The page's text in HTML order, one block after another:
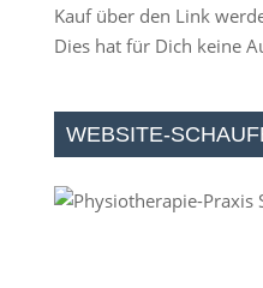
Kauf über den Link
Dies hat für Dich keine
WEBSITE-